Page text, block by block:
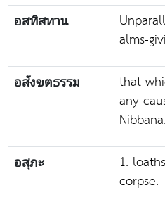
อสทิสทาน
alms-
อสังขตธรรม
that
any
Nibbana.
อสุภะ
1.
corpse.